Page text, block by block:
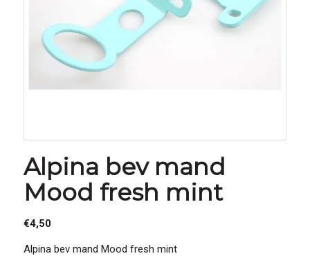
Alpina bev mand
Mood fresh mint
€4,50
Alpina bev mand Mood fresh mint